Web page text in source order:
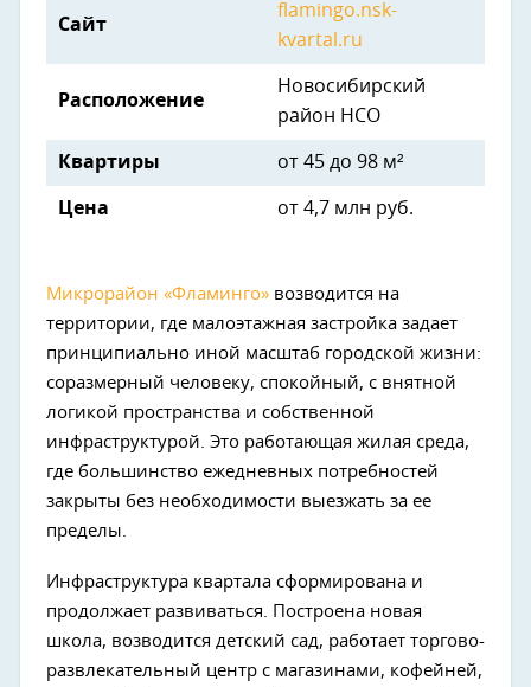
Сайт
flamingo.nsk-
kvartal.ru
Расположение
Новосибирский
район НСО
Квартиры от 45 до 98 м²
Цена от 4,7 млн руб.
Микрорайон «Фламинго» возводится на
территории, где малоэтажная застройка задает
принципиально иной масштаб городской жизни:
соразмерный человеку, спокойный, с внятной
логикой пространства и собственной
инфраструктурой. Это работающая жилая среда,
где большинство ежедневных потребностей
закрыты без необходимости выезжать за ее
пределы.
Инфраструктура квартала сформирована и
продолжает развиваться. Построена новая
школа, возводится детский сад, работает торгово-
развлекательный центр с магазинами, кофейней,